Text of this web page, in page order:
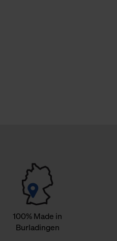
100% Made in
Burladingen